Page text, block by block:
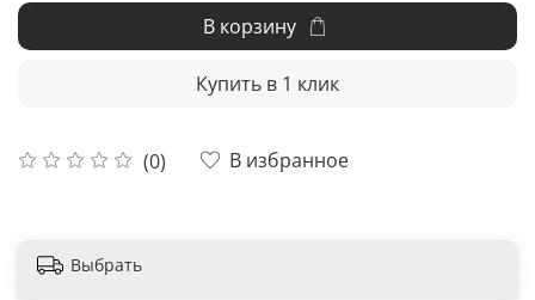
(0) В избранное
В корзину
Купить в 1 клик
Выбрать